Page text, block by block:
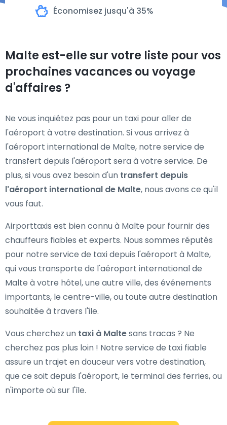
Économisez jusqu'à 35%
Malte est-elle sur votre liste pour vos
prochaines vacances ou voyage
d'affaires ?
Ne vous inquiétez pas pour un taxi pour aller de
l'aéroport à votre destination. Si vous arrivez à
l'aéroport international de Malte, notre service de
transfert depuis l'aéroport sera à votre service. De
plus, si vous avez besoin d'un transfert depuis
l'aéroport international de Malte, nous avons ce qu'il
vous faut.
Airporttaxis est bien connu à Malte pour fournir des
chauffeurs fiables et experts. Nous sommes réputés
pour notre service de taxi depuis l'aéroport à Malte,
qui vous transporte de l'aéroport international de
Malte à votre hôtel, une autre ville, des événements
importants, le centre-ville, ou toute autre destination
souhaitée à travers l'île.
Vous cherchez un taxi à Maltesans tracas ? Ne
cherchez pas plus loin ! Notre service de taxi fiable
assure un trajet en douceur vers votre destination,
que ce soit depuis l'aéroport, le terminal des ferries, ou
n'importe où sur l'île.